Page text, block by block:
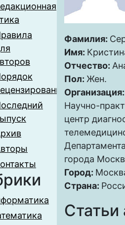
Фамилия:
Имя:
Отчество:
Пол: Жен.
Научно-
центр
города
Город:
Страна:
Статьи